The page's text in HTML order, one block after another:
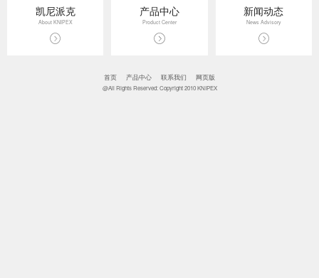
凯尼派克
About KNIPEX
产品中心
Product Center
新闻动态
News Advisory
首页 产品中心 联系我们 网页版
@All Rights Reserved: Copyright 2010 KNIPEX